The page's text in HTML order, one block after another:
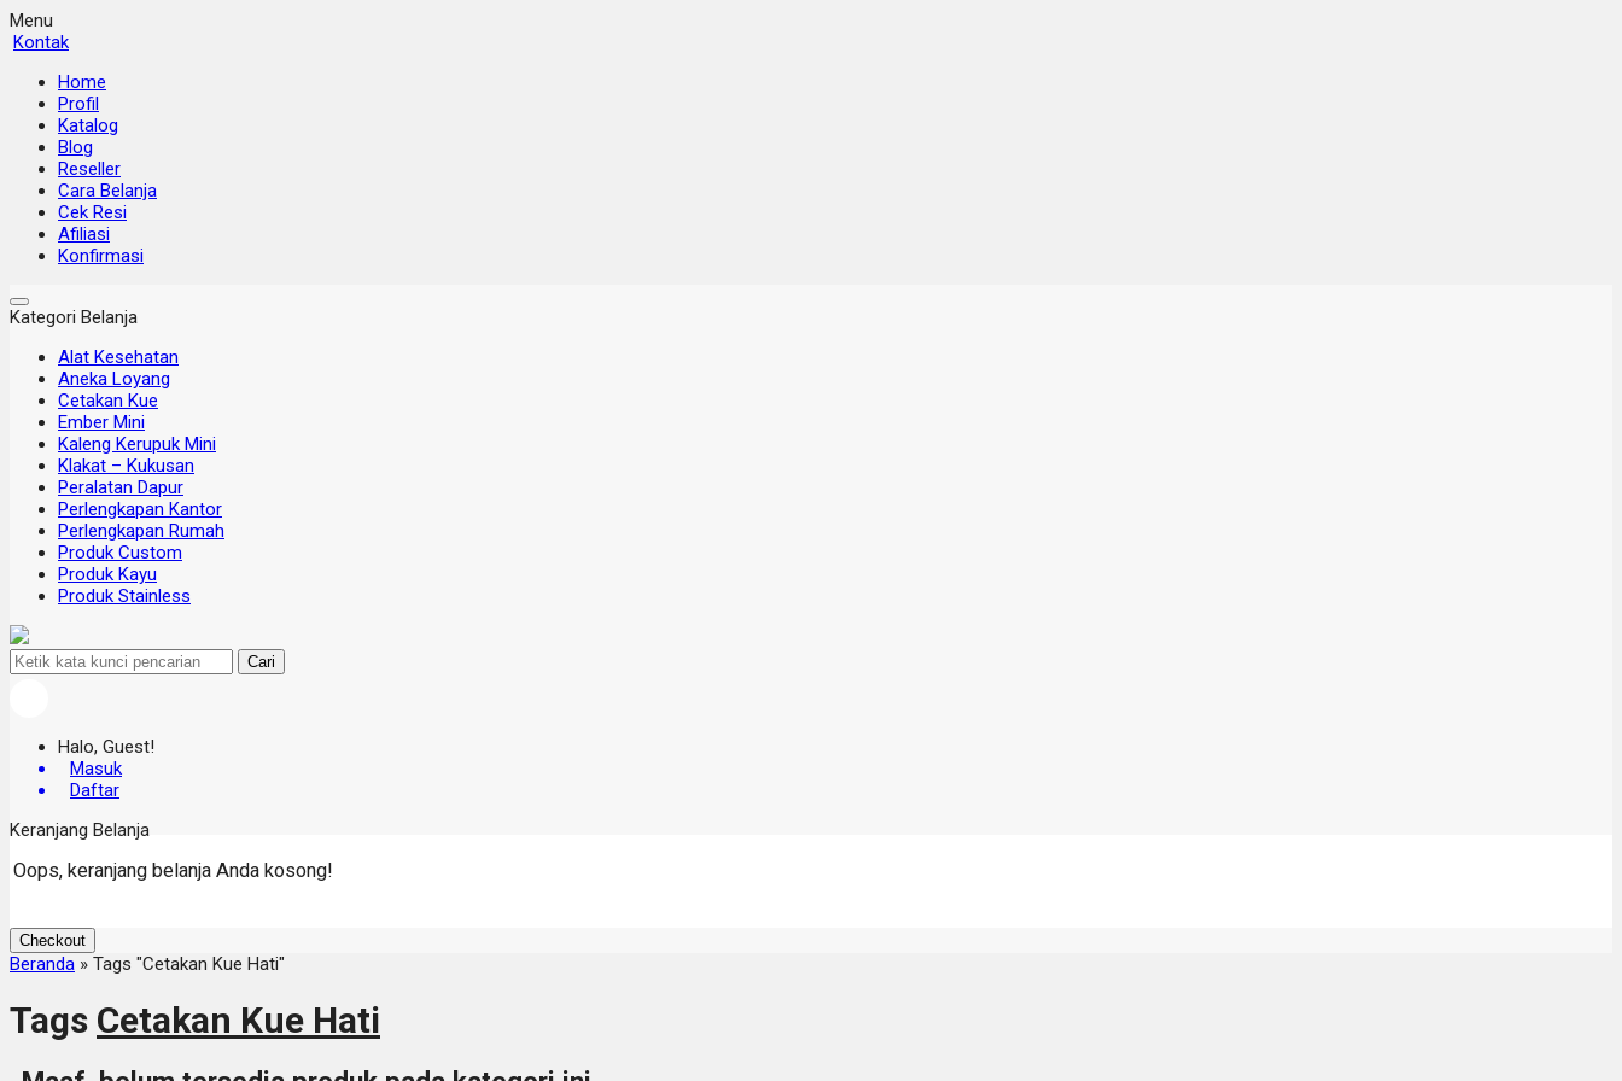
Menu
Kontak
Home
Profil
Katalog
Blog
Reseller
Cara Belanja
Cek Resi
Afiliasi
Konfirmasi
Kategori Belanja
Alat Kesehatan
Aneka Loyang
Cetakan Kue
Ember Mini
Kaleng Kerupuk Mini
Klakat – Kukusan
Peralatan Dapur
Perlengkapan Kantor
Perlengkapan Rumah
Produk Custom
Produk Kayu
Produk Stainless
Cari
Halo, Guest!
Masuk
Daftar
Keranjang Belanja
Oops, keranjang belanja Anda kosong!
Checkout
Beranda » Tags "Cetakan Kue Hati"
Tags Cetakan Kue Hati